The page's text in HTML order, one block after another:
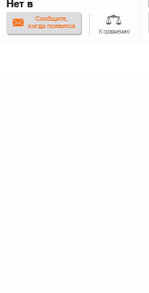
Нет в
наличииСообщите,
когда появится
К сравнению